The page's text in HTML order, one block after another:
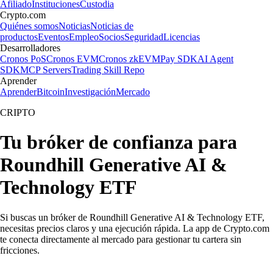
AfiliadoInstitucionesCustodia
Crypto.com
Quiénes somosNoticiasNoticias de
productosEventosEmpleoSociosSeguridadLicencias
Desarrolladores
Cronos PoSCronos EVMCronos zkEVMPay SDKAI Agent
SDKMCP ServersTrading Skill Repo
Aprender
AprenderBitcoinInvestigaciónMercado
CRIPTO
Tu bróker de confianza para
Roundhill Generative AI &
Technology ETF
Si buscas un bróker de Roundhill Generative AI & Technology ETF,
necesitas precios claros y una ejecución rápida. La app de Crypto.com
te conecta directamente al mercado para gestionar tu cartera sin
fricciones.